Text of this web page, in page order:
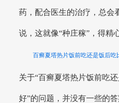
药，配合医生的治疗，总会
说，这就像“种庄稼”，得精
百癣夏塔热片饭前吃还是饭后
关于“百癣夏塔热片饭前吃
好”的问题，并没有一些的